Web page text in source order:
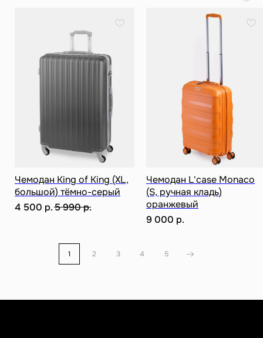
Чемодан King of King (XL,
большой) тёмно-серый
4 500 р.5 990р.
Чемодан L'case Monaco
(S, ручная кладь)
оранжевый
9 000 р.
1 2 3 4 5
ИНН: 781141898491 ОГРНИП: 319784700169709
Каталог